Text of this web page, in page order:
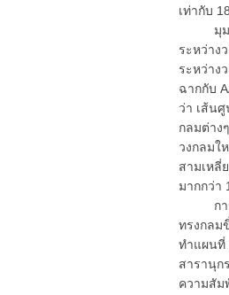
เท่ากับ
มุมระห
ระหว่าง
ระหว่าง
ฉากกับ
ว่า เส้น
กลมต่าง
วงกลมใ
สามเหลี่
มากกว่า
การศึก
ทรงกลม
ทำแผนที่
สารานุก
ความสัม